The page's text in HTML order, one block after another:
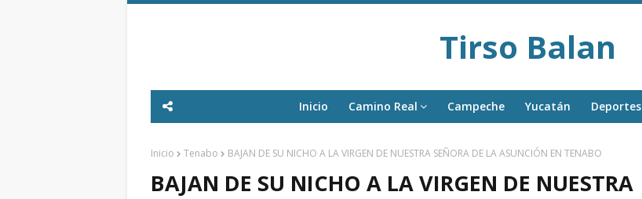
Tirso Balan
Inicio Camino Real Campeche Yucatán Deportes
Inicio Tenabo BAJAN DE SU NICHO A LA VIRGEN DE NUESTRA SEÑORA DE LA ASUNCIÓN EN TENABO
BAJAN DE SU NICHO A LA VIRGEN DE NUESTRA